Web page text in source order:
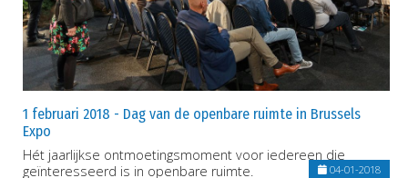
1 februari 2018 - Dag van de openbare ruimte in Brussels
Expo
Hét jaarlijkse ontmoetingsmoment voor iedereen die
geïnteresseerd is in openbare ruimte.
04-01-2018